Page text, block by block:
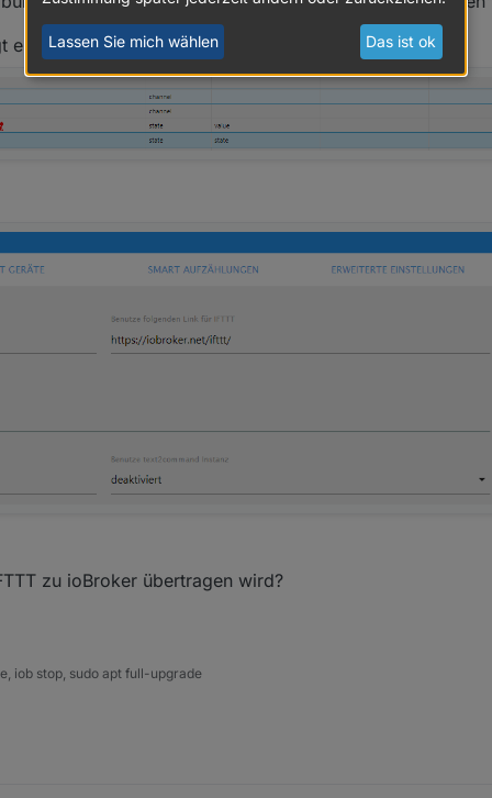
er mir nichts an.
zu ioBroker übertragen wird?
iob stop, sudo apt full-upgrade
Lassen Sie mich wählen Das ist ok